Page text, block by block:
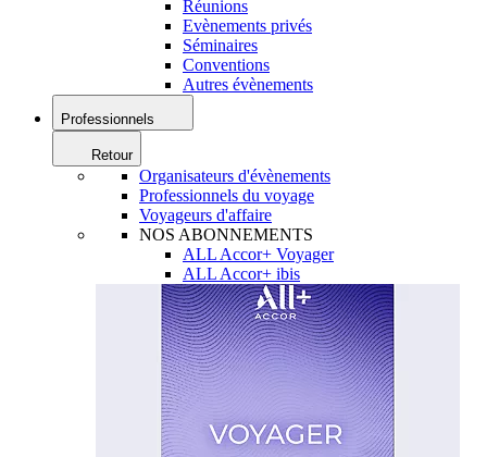
Réunions
Evènements privés
Séminaires
Conventions
Autres évènements
Professionnels
Retour
Organisateurs d'évènements
Professionnels du voyage
Voyageurs d'affaire
NOS ABONNEMENTS
ALL Accor+ Voyager
ALL Accor+ ibis